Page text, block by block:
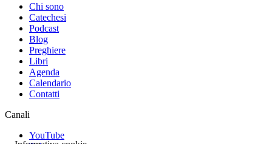
Chi sono
Catechesi
Podcast
Blog
Preghiere
Libri
Agenda
Calendario
Contatti
Canali
YouTube